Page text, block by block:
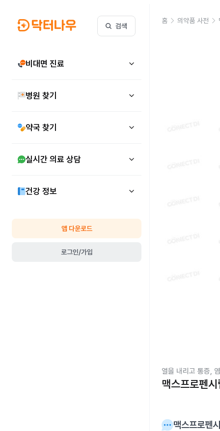
검색
비대면 진료
병원 찾기
약국 찾기
실시간 의료 상담
건강 정보
앱 다운로드
로그인/가입
홈 의약품 사전
열을 내리고 통증,
맥스프로펜
맥스프로펜